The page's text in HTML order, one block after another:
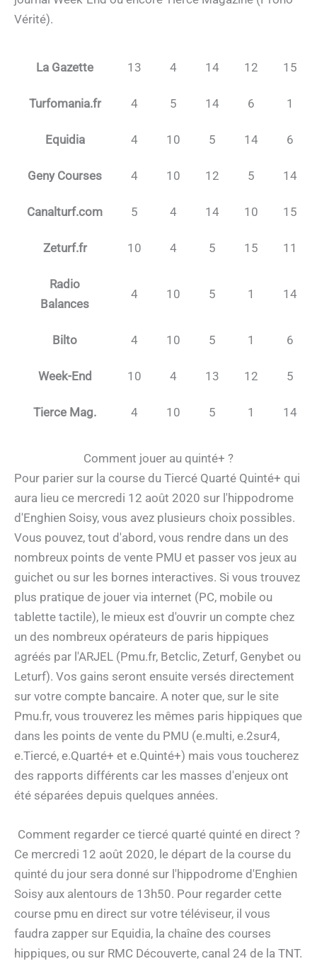
Vérité).
La Gazette 13 4 14 12 15
Turfomania.fr 4 5 14 6 1
Equidia 4 10 5 14 6
Geny Courses 4 10 12 5 14
Canalturf.com 5 4 14 10 15
Zeturf.fr 10 4 5 15 11
Radio
Balances
4 10 5 1 14
Bilto 4 10 5 1 6
Week-End 10 4 13 12 5
Tierce Mag. 4 10 5 1 14
Comment jouer au quinté+ ?
Pour parier sur la course du Tiercé Quarté Quinté+ qui
aura lieu ce mercredi 12 août 2020 sur l'hippodrome
d'Enghien Soisy, vous avez plusieurs choix possibles.
Vous pouvez, tout d'abord, vous rendre dans un des
nombreux points de vente PMU et passer vos jeux au
guichet ou sur les bornes interactives. Si vous trouvez
plus pratique de jouer via internet (PC, mobile ou
tablette tactile), le mieux est d'ouvrir un compte chez
un des nombreux opérateurs de paris hippiques
agréés par l'ARJEL (Pmu.fr, Betclic, Zeturf, Genybet ou
Leturf). Vos gains seront ensuite versés directement
sur votre compte bancaire. A noter que, sur le site
Pmu.fr, vous trouverez les mêmes paris hippiques que
dans les points de vente du PMU (e.multi, e.2sur4,
e.Tiercé, e.Quarté+ et e.Quinté+) mais vous toucherez
des rapports différents car les masses d'enjeux ont
été séparées depuis quelques années.
Comment regarder ce tiercé quarté quinté en direct ?
Ce mercredi 12 août 2020, le départ de la course du
quinté du jour sera donné sur l'hippodrome d'Enghien
Soisy aux alentours de 13h50. Pour regarder cette
course pmu en direct sur votre téléviseur, il vous
faudra zapper sur Equidia, la chaîne des courses
hippiques, ou sur RMC Découverte, canal 24 de la TNT.